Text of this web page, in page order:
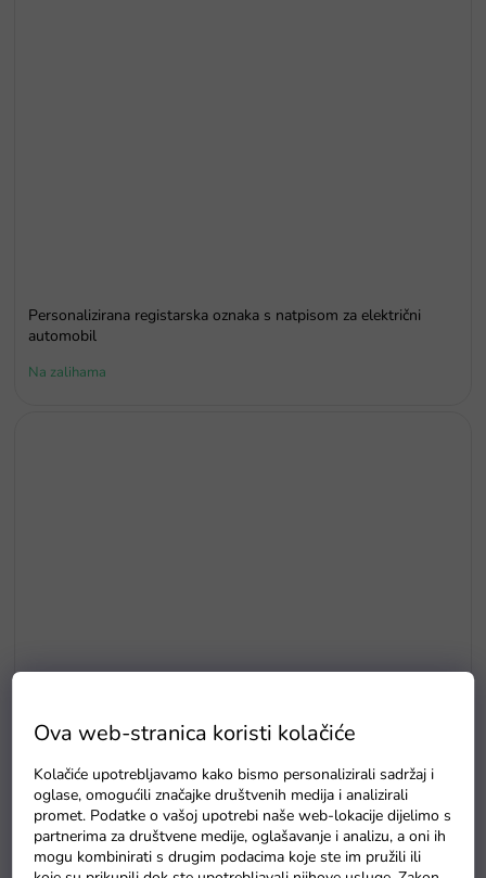
Ova web-stranica koristi kolačiće
Kolačiće upotrebljavamo kako bismo personalizirali sadržaj i
oglase, omogućili značajke društvenih medija i analizirali
promet. Podatke o vašoj upotrebi naše web-lokacije dijelimo s
partnerima za društvene medije, oglašavanje i analizu, a oni ih
mogu kombinirati s drugim podacima koje ste im pružili ili
Personalizirana registarska oznaka s natpisom za električni
automobil
Na zalihama
Dječji pedalu go-kart s napuhanim točkovima A-15 crna
Na zalihi - dostava do 6 dana